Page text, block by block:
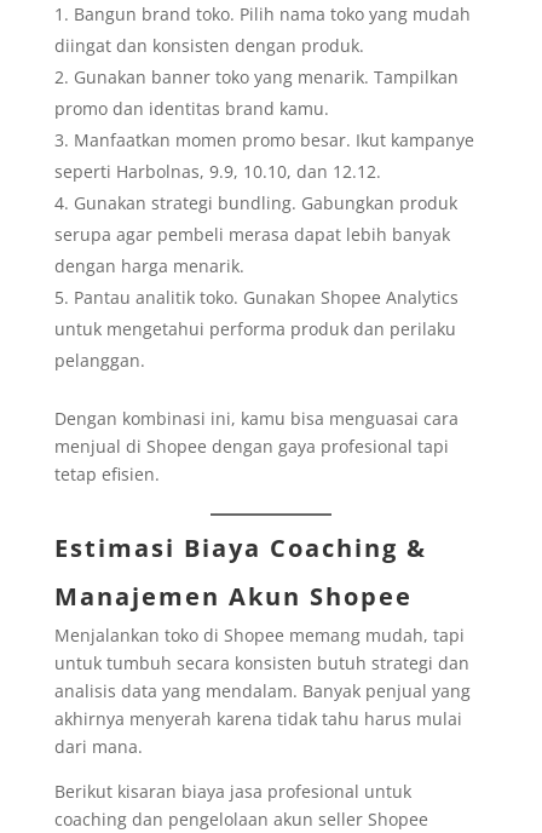
Bangun brand toko. Pilih nama toko yang mudah
diingat dan konsisten dengan produk.
Gunakan banner toko yang menarik. Tampilkan
promo dan identitas brand kamu.
Manfaatkan momen promo besar. Ikut kampanye
seperti Harbolnas, 9.9, 10.10, dan 12.12.
Gunakan strategi bundling. Gabungkan produk
serupa agar pembeli merasa dapat lebih banyak
dengan harga menarik.
Pantau analitik toko. Gunakan Shopee Analytics
untuk mengetahui performa produk dan perilaku
pelanggan.
Dengan kombinasi ini, kamu bisa menguasai cara
menjual di Shopee dengan gaya profesional tapi
tetap efisien.
Estimasi Biaya Coaching &
Manajemen Akun Shopee
Menjalankan toko di Shopee memang mudah, tapi
untuk tumbuh secara konsisten butuh strategi dan
analisis data yang mendalam. Banyak penjual yang
akhirnya menyerah karena tidak tahu harus mulai
dari mana.
Berikut kisaran biaya jasa profesional untuk
coaching dan pengelolaan akun seller Shopee